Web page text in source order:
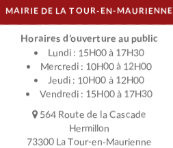
MAIRIE DE LA TOUR-EN-MAURIENNE
Horaires d’ouverture au public
Lundi : 15H00 à 17H30
Mercredi : 10H00 à 12H00
Jeudi : 10H00 à 12H00
Vendredi : 15H00 à 17H30
564 Route de la Cascade
Hermillon
73300 La Tour-en-Maurienne